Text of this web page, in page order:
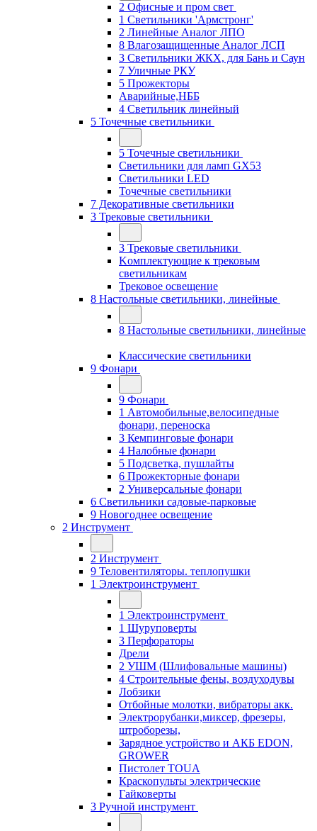
2 Офисные и пром свет
1 Светильники 'Армстронг'
2 Линейные Аналог ЛПО
8 Влагозащищенные Аналог ЛСП
3 Светильники ЖКХ, для Бань и Саун
7 Уличные РКУ
5 Прожекторы
Аварийные,НББ
4 Светильник линейный
5 Точечные светильники
5 Точечные светильники
Светильники для ламп GХ53
Cветильники LED
Точечные светильники
7 Декоративные светильники
3 Трековые светильники
3 Трековые светильники
Kомплектующие к трековым
светильникам
Трековое освещение
8 Настольные светильники, линейные
8 Настольные светильники, линейные
Классические светильники
9 Фонари
9 Фонари
1 Автомобильные,велосипедные
фонари, переноска
3 Кемпинговые фонари
4 Налобные фонари
5 Подсветка, пушлайты
6 Прожекторные фонари
2 Универсальные фонари
6 Светильники садовые-парковые
9 Новогоднее освещение
2 Инструмент
2 Инструмент
9 Теловентиляторы. теплопушки
1 Электроинструмент
1 Электроинструмент
1 Шуруповерты
3 Перфораторы
Дрели
2 УШМ (Шлифовальные машины)
4 Строительные фены, воздуходувы
Лобзики
Отбойные молотки, вибраторы акк.
Электрорубанки,миксер, фрезеры,
штроборезы,
Зарядное устройство и АКБ EDON,
GROWER
Пистолет TOUA
Краскопульты электрические
Гайковерты
3 Ручной инструмент